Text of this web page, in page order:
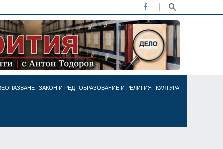
ЗАКОН И РЕД ОБРАЗОВАНИЕ И РЕЛИГИЯ КУЛТУРА